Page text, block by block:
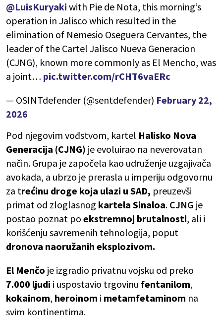
@LuisKuryaki with Pie de Nota, this morning’s
operation in Jalisco which resulted in the
elimination of Nemesio Oseguera Cervantes, the
leader of the Cartel Jalisco Nueva Generacion
(CJNG), known more commonly as El Mencho, was
a joint… pic.twitter.com/rCHT6vaERc
— OSINTdefender (@sentdefender) February 22,
2026
Pod njegovim vođstvom, kartel Halisko Nova
Generacija (CJNG) je evoluirao na neverovatan
način. Grupa je započela kao udruženje uzgajivača
avokada, a ubrzo je prerasla u imperiju odgovornu
za trećinu droge koja ulazi u SAD, preuzevši
primat od zloglasnog kartela Sinaloa. CJNG je
postao poznat po ekstremnoj brutalnosti, ali i
korišćenju savremenih tehnologija, poput
dronova naoružanih eksplozivom.
El Menčo je izgradio privatnu vojsku od preko
7.000 ljudi i uspostavio trgovinu fentanilom,
kokainom, heroinom i metamfetaminom na
svim kontinentima.